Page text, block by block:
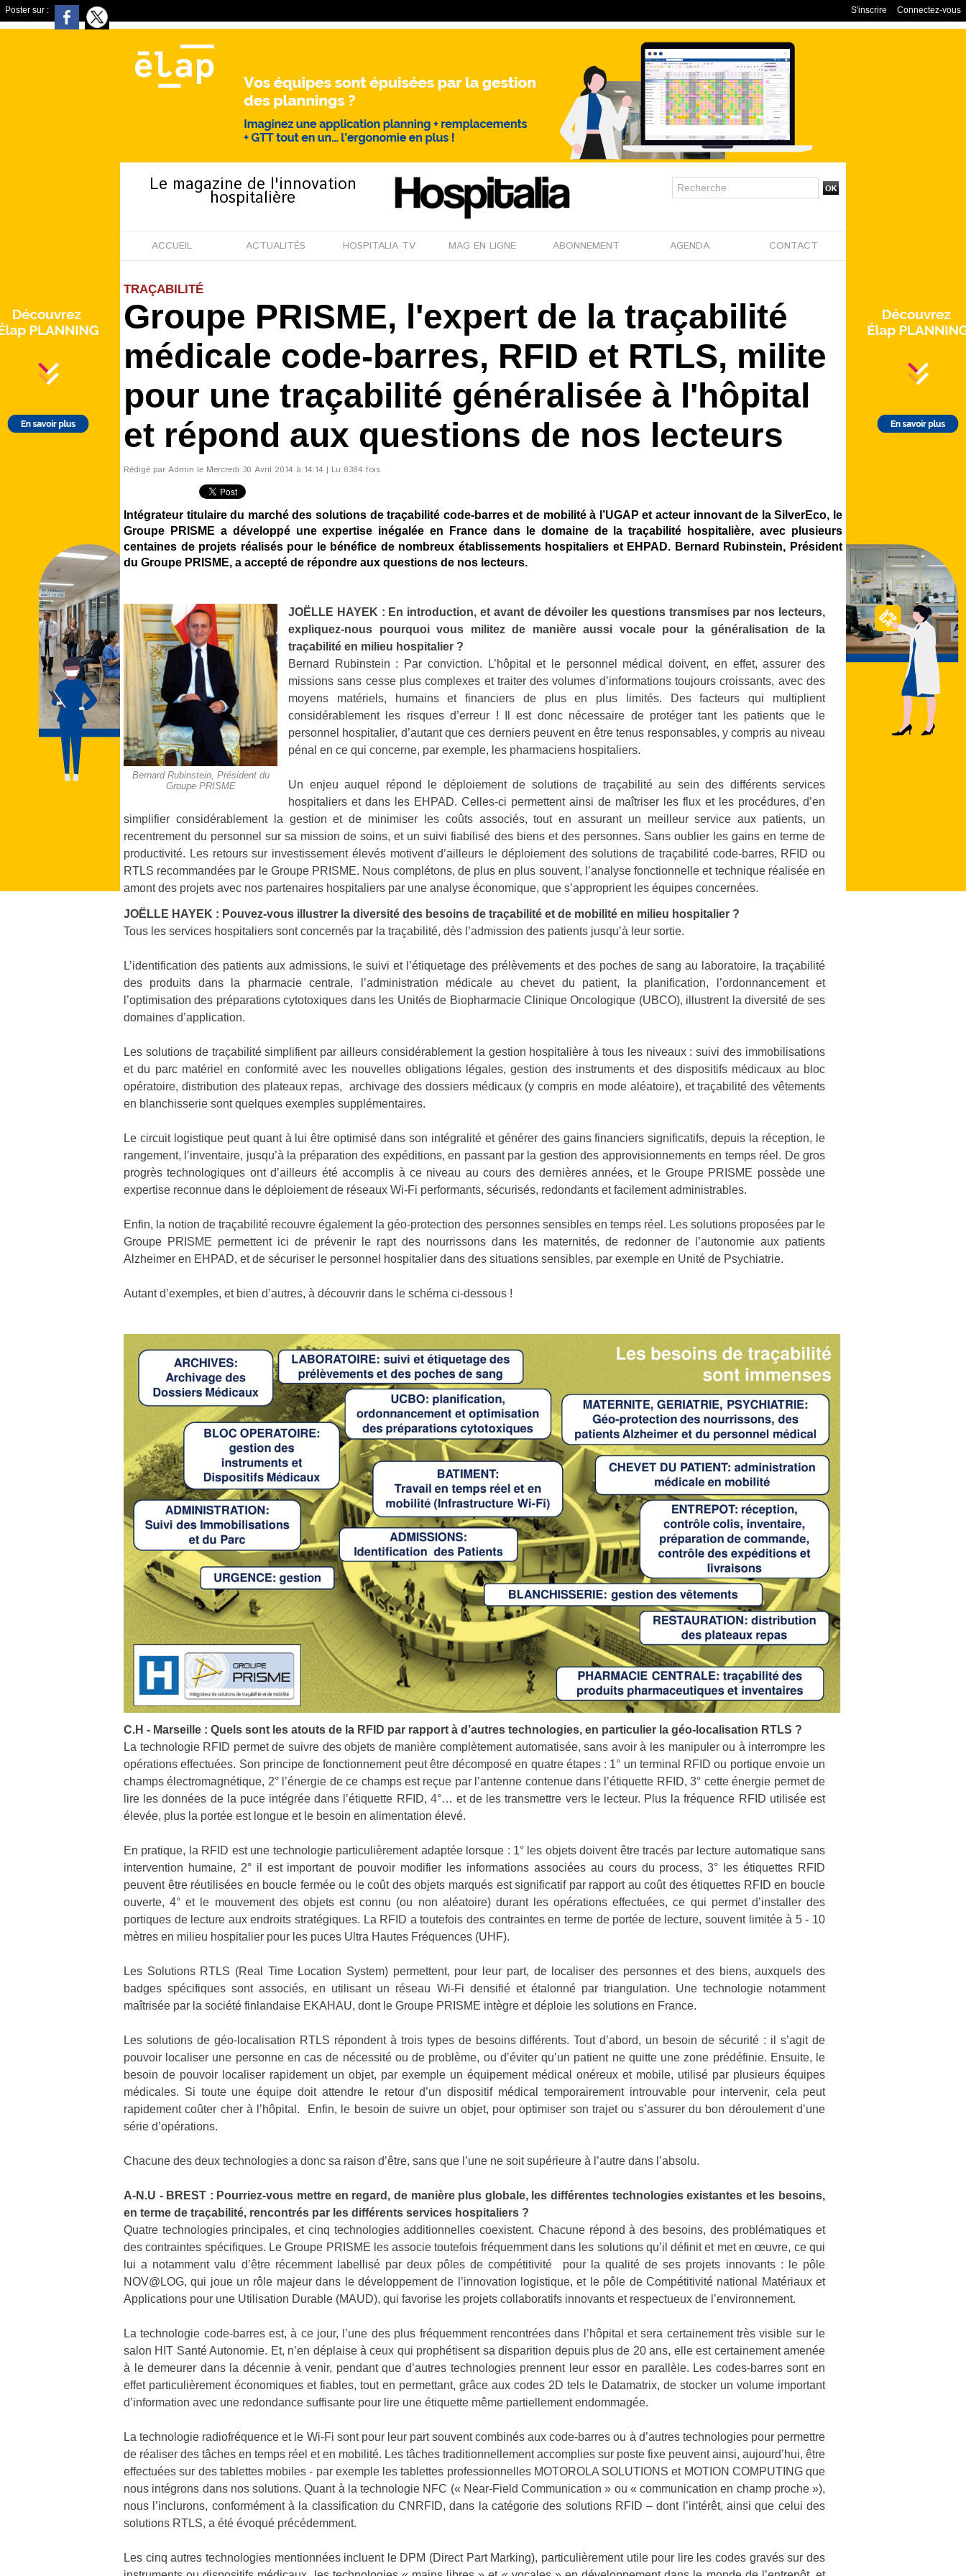
Poster sur : Connectez-vous
S'inscrire
Le magazine de l'innovation
hospitalière
ACCUEIL ACTUALITÉS HOSPITALIA TV MAG EN LIGNE ABONNEMENT AGENDA CONTACT
TRAÇABILITÉ
Groupe PRISME, l'expert de la traçabilité
médicale code-barres, RFID et RTLS, milite
pour une traçabilité généralisée à l'hôpital
et répond aux questions de nos lecteurs
Rédigé par Admin le Mercredi 30 Avril 2014 à 14:14 | Lu 8384 fois
Intégrateur titulaire du marché des solutions de traçabilité code-barres et de mobilité à l’UGAP et acteur innovant de la SilverEco, le
Groupe PRISME a développé une expertise inégalée en France dans le domaine de la traçabilité hospitalière, avec plusieurs
centaines de projets réalisés pour le bénéfice de nombreux établissements hospitaliers et EHPAD. Bernard Rubinstein, Président
du Groupe PRISME, a accepté de répondre aux questions de nos lecteurs.
Bernard Rubinstein, Président du
Groupe PRISME
JOËLLE HAYEK : En introduction, et avant de dévoiler les questions transmises par nos lecteurs,
expliquez-nous pourquoi vous militez de manière aussi vocale pour la généralisation de la
traçabilité en milieu hospitalier ?
Bernard Rubinstein : Par conviction. L’hôpital et le personnel médical doivent, en effet, assurer des
missions sans cesse plus complexes et traiter des volumes d’informations toujours croissants, avec des
moyens matériels, humains et financiers de plus en plus limités. Des facteurs qui multiplient
considérablement les risques d’erreur ! Il est donc nécessaire de protéger tant les patients que le
personnel hospitalier, d’autant que ces derniers peuvent en être tenus responsables, y compris au niveau
pénal en ce qui concerne, par exemple, les pharmaciens hospitaliers.
Un enjeu auquel répond le déploiement de solutions de traçabilité au sein des différents services
hospitaliers et dans les EHPAD. Celles-ci permettent ainsi de maîtriser les flux et les procédures, d’en
simplifier considérablement la gestion et de minimiser les coûts associés, tout en assurant un meilleur service aux patients, un
recentrement du personnel sur sa mission de soins, et un suivi fiabilisé des biens et des personnes. Sans oublier les gains en terme de
productivité. Les retours sur investissement élevés motivent d’ailleurs le déploiement des solutions de traçabilité code-barres, RFID ou
RTLS recommandées par le Groupe PRISME. Nous complétons, de plus en plus souvent, l’analyse fonctionnelle et technique réalisée en
amont des projets avec nos partenaires hospitaliers par une analyse économique, que s’approprient les équipes concernées.
JOËLLE HAYEK : Pouvez-vous illustrer la diversité des besoins de traçabilité et de mobilité en milieu hospitalier ?
Tous les services hospitaliers sont concernés par la traçabilité, dès l’admission des patients jusqu’à leur sortie.
L’identification des patients aux admissions, le suivi et l’étiquetage des prélèvements et des poches de sang au laboratoire, la traçabilité
des produits dans la pharmacie centrale, l’administration médicale au chevet du patient, la planification, l’ordonnancement et
l’optimisation des préparations cytotoxiques dans les Unités de Biopharmacie Clinique Oncologique (UBCO), illustrent la diversité de ses
domaines d’application.
Les solutions de traçabilité simplifient par ailleurs considérablement la gestion hospitalière à tous les niveaux : suivi des immobilisations
et du parc matériel en conformité avec les nouvelles obligations légales, gestion des instruments et des dispositifs médicaux au bloc
opératoire, distribution des plateaux repas, archivage des dossiers médicaux (y compris en mode aléatoire), et traçabilité des vêtements
en blanchisserie sont quelques exemples supplémentaires.
Le circuit logistique peut quant à lui être optimisé dans son intégralité et générer des gains financiers significatifs, depuis la réception, le
rangement, l’inventaire, jusqu’à la préparation des expéditions, en passant par la gestion des approvisionnements en temps réel. De gros
progrès technologiques ont d’ailleurs été accomplis à ce niveau au cours des dernières années, et le Groupe PRISME possède une
expertise reconnue dans le déploiement de réseaux Wi-Fi performants, sécurisés, redondants et facilement administrables.
Enfin, la notion de traçabilité recouvre également la géo-protection des personnes sensibles en temps réel. Les solutions proposées par le
Groupe PRISME permettent ici de prévenir le rapt des nourrissons dans les maternités, de redonner de l’autonomie aux patients
Alzheimer en EHPAD, et de sécuriser le personnel hospitalier dans des situations sensibles, par exemple en Unité de Psychiatrie.
Autant d’exemples, et bien d’autres, à découvrir dans le schéma ci-dessous !
C.H - Marseille : Quels sont les atouts de la RFID par rapport à d’autres technologies, en particulier la géo-localisation RTLS ?
La technologie RFID permet de suivre des objets de manière complètement automatisée, sans avoir à les manipuler ou à interrompre les
opérations effectuées. Son principe de fonctionnement peut être décomposé en quatre étapes : 1° un terminal RFID ou portique envoie un
champs électromagnétique, 2° l’énergie de ce champs est reçue par l’antenne contenue dans l’étiquette RFID, 3° cette énergie permet de
lire les données de la puce intégrée dans l’étiquette RFID, 4°… et de les transmettre vers le lecteur. Plus la fréquence RFID utilisée est
élevée, plus la portée est longue et le besoin en alimentation élevé.
En pratique, la RFID est une technologie particulièrement adaptée lorsque : 1° les objets doivent être tracés par lecture automatique sans
intervention humaine, 2° il est important de pouvoir modifier les informations associées au cours du process, 3° les étiquettes RFID
peuvent être réutilisées en boucle fermée ou le coût des objets marqués est significatif par rapport au coût des étiquettes RFID en boucle
ouverte, 4° et le mouvement des objets est connu (ou non aléatoire) durant les opérations effectuées, ce qui permet d’installer des
portiques de lecture aux endroits stratégiques. La RFID a toutefois des contraintes en terme de portée de lecture, souvent limitée à 5 - 10
mètres en milieu hospitalier pour les puces Ultra Hautes Fréquences (UHF).
Les Solutions RTLS (Real Time Location System) permettent, pour leur part, de localiser des personnes et des biens, auxquels des
badges spécifiques sont associés, en utilisant un réseau Wi-Fi densifié et étalonné par triangulation. Une technologie notamment
maîtrisée par la société finlandaise EKAHAU, dont le Groupe PRISME intègre et déploie les solutions en France.
Les solutions de géo-localisation RTLS répondent à trois types de besoins différents. Tout d’abord, un besoin de sécurité : il s’agit de
pouvoir localiser une personne en cas de nécessité ou de problème, ou d’éviter qu’un patient ne quitte une zone prédéfinie. Ensuite, le
besoin de pouvoir localiser rapidement un objet, par exemple un équipement médical onéreux et mobile, utilisé par plusieurs équipes
médicales. Si toute une équipe doit attendre le retour d’un dispositif médical temporairement introuvable pour intervenir, cela peut
rapidement coûter cher à l’hôpital. Enfin, le besoin de suivre un objet, pour optimiser son trajet ou s’assurer du bon déroulement d’une
série d’opérations.
Chacune des deux technologies a donc sa raison d’être, sans que l’une ne soit supérieure à l’autre dans l’absolu.
A-N.U - BREST : Pourriez-vous mettre en regard, de manière plus globale, les différentes technologies existantes et les besoins,
en terme de traçabilité, rencontrés par les différents services hospitaliers ?
Quatre technologies principales, et cinq technologies additionnelles coexistent. Chacune répond à des besoins, des problématiques et
des contraintes spécifiques. Le Groupe PRISME les associe toutefois fréquemment dans les solutions qu’il définit et met en œuvre, ce qui
lui a notamment valu d’être récemment labellisé par deux pôles de compétitivité pour la qualité de ses projets innovants : le pôle
NOV@LOG, qui joue un rôle majeur dans le développement de l’innovation logistique, et le pôle de Compétitivité national Matériaux et
Applications pour une Utilisation Durable (MAUD), qui favorise les projets collaboratifs innovants et respectueux de l’environnement.
La technologie code-barres est, à ce jour, l’une des plus fréquemment rencontrées dans l’hôpital et sera certainement très visible sur le
salon HIT Santé Autonomie. Et, n’en déplaise à ceux qui prophétisent sa disparition depuis plus de 20 ans, elle est certainement amenée
à le demeurer dans la décennie à venir, pendant que d’autres technologies prennent leur essor en parallèle. Les codes-barres sont en
effet particulièrement économiques et fiables, tout en permettant, grâce aux codes 2D tels le Datamatrix, de stocker un volume important
d’information avec une redondance suffisante pour lire une étiquette même partiellement endommagée.
La technologie radiofréquence et le Wi-Fi sont pour leur part souvent combinés aux code-barres ou à d’autres technologies pour permettre
de réaliser des tâches en temps réel et en mobilité. Les tâches traditionnellement accomplies sur poste fixe peuvent ainsi, aujourd’hui, être
effectuées sur des tablettes mobiles - par exemple les tablettes professionnelles MOTOROLA SOLUTIONS et MOTION COMPUTING que
nous intégrons dans nos solutions. Quant à la technologie NFC (« Near-Field Communication » ou « communication en champ proche »),
nous l’inclurons, conformément à la classification du CNRFID, dans la catégorie des solutions RFID – dont l’intérêt, ainsi que celui des
solutions RTLS, a été évoqué précédemment.
Les cinq autres technologies mentionnées incluent le DPM (Direct Part Marking), particulièrement utile pour lire les codes gravés sur des